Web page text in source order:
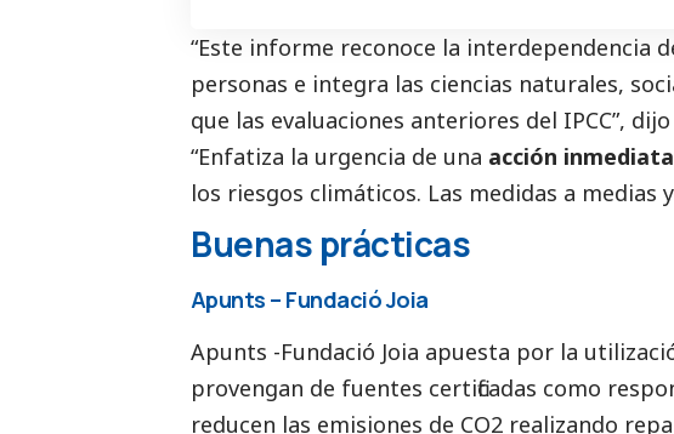
“Este informe reconoce la interdependencia
personas e integra las ciencias naturales,
que las evaluaciones anteriores del IPCC”, dijo
“Enfatiza la urgencia de una acción
los riesgos climáticos. Las medidas a medias
Buenas prácticas
Apunts – Fundació Joia
Apunts -Fundació Joia apuesta por la
provengan de fuentes certificadas como
reducen las emisiones de CO2 realizando